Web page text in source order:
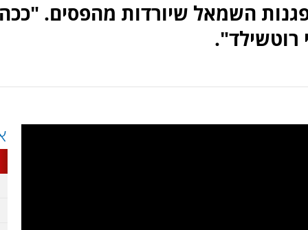
השמאל שיורדות מהפסים.
רוטשילד".